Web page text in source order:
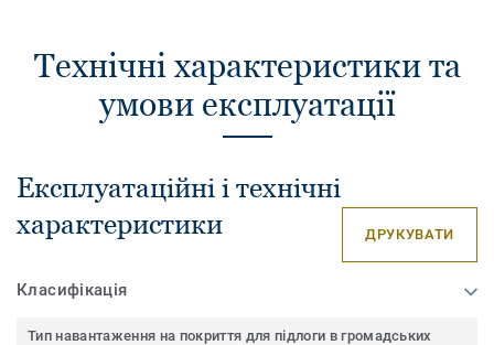
Технічні характеристики та
умови експлуатації
Експлуатаційні і технічні
характеристики
ДРУКУВАТИ
Класифікація
Тип навантаження на покриття для підлоги в громадських